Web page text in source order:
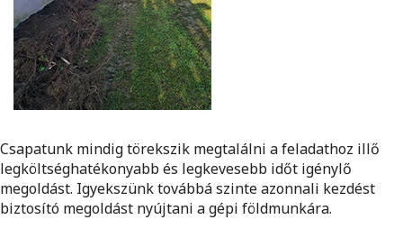
Csapatunk mindig törekszik megtalálni a feladathoz illő
legköltséghatékonyabb és legkevesebb időt igénylő
megoldást. Igyekszünk továbbá szinte azonnali kezdést
biztosító megoldást nyújtani a gépi földmunkára.